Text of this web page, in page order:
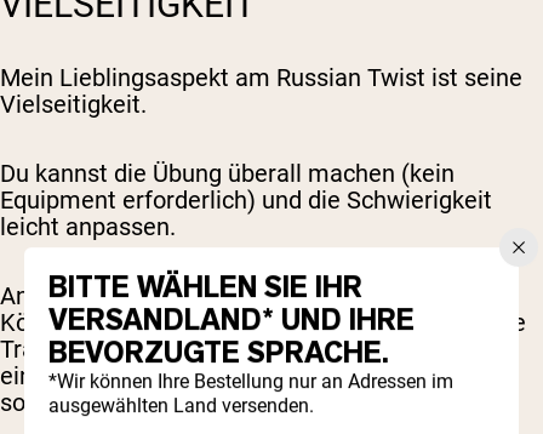
Mein Lieblingsaspekt am Russian Twist ist seine
Vielseitigkeit.
Du kannst die Übung überall machen (kein
Equipment erforderlich) und die Schwierigkeit
leicht anpassen.
Anfänger können mit ihrem eigenen
Körpergewicht starten, während fortgeschrittene
Trainierende Widerstand mit einer Kurzhantel,
einem Medizinball, einer Gewichtsscheibe oder
sogar einem Kabelzug hinzufügen können.
BITTE WÄHLEN SIE IHR
VERSANDLAND* UND IHRE
BEVORZUGTE SPRACHE.
*Wir können Ihre Bestellung nur an Adressen im
ausgewählten Land versenden.